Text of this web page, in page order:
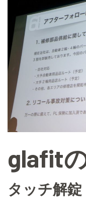
glafit
タッチ解錠